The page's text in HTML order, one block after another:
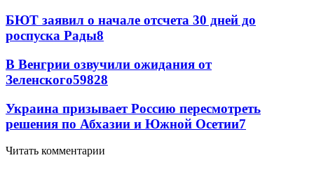
БЮТ заявил о начале отсчета 30 дней до
роспуска Рады8
В Венгрии озвучили ожидания от
Зеленского59828
Украина призывает Россию пересмотреть
решения по Абхазии и Южной Осетии7
Читать комментарии